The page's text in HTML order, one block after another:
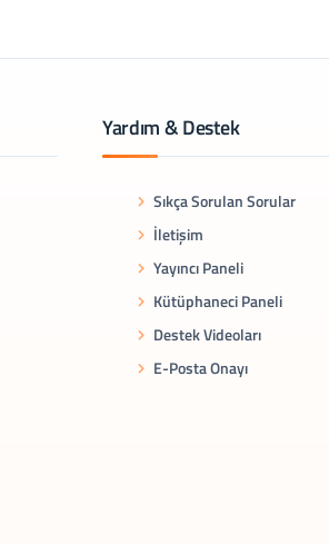
Yardım & Destek
Sıkça Sorulan Sorular
İletişim
Yayıncı Paneli
Kütüphaneci Paneli
Destek Videoları
E-Posta Onayı